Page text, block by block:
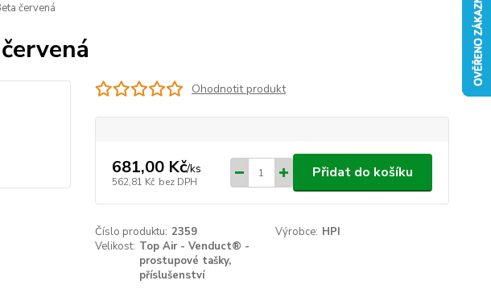
červená
Ohodnotit produkt
681,00 Kč/ks
562,81 Kč bez DPH
Přidat do košíku
Číslo produktu: 2359 Výrobce: HPI
Velikost: Top Air - Venduct® -
prostupové tašky,
příslušenství